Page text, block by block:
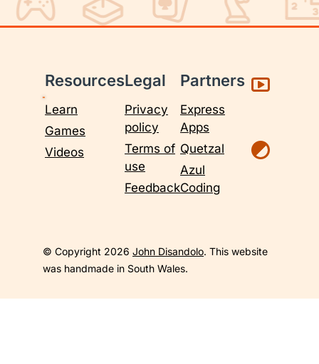
Resources
Learn
Games
Videos
Legal
Privacy
policy
Terms of
use
Feedback
Partners
Express
Apps
Quetzal
Azul
Coding
© Copyright 2026 John Disandolo. This website
was handmade in South Wales.